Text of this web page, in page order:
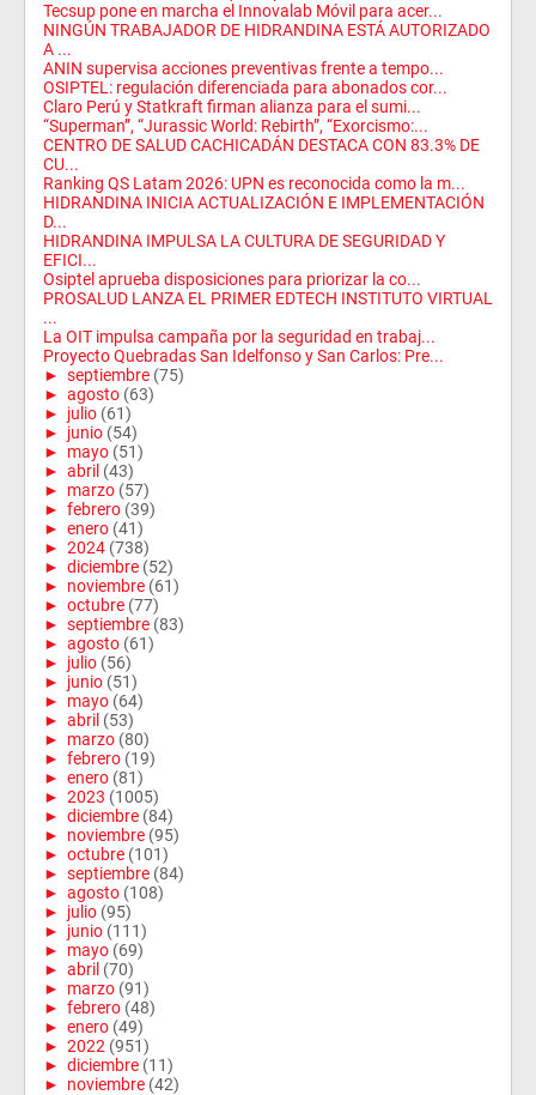
Tecsup pone en marcha el Innovalab Móvil para acer...
NINGÚN TRABAJADOR DE HIDRANDINA ESTÁ AUTORIZADO
A ...
ANIN supervisa acciones preventivas frente a tempo...
OSIPTEL: regulación diferenciada para abonados cor...
Claro Perú y Statkraft firman alianza para el sumi...
“Superman”, “Jurassic World: Rebirth”, “Exorcismo:...
CENTRO DE SALUD CACHICADÁN DESTACA CON 83.3% DE
CU...
Ranking QS Latam 2026: UPN es reconocida como la m...
HIDRANDINA INICIA ACTUALIZACIÓN E IMPLEMENTACIÓN
D...
HIDRANDINA IMPULSA LA CULTURA DE SEGURIDAD Y
EFICI...
Osiptel aprueba disposiciones para priorizar la co...
PROSALUD LANZA EL PRIMER EDTECH INSTITUTO VIRTUAL
...
La OIT impulsa campaña por la seguridad en trabaj...
Proyecto Quebradas San Idelfonso y San Carlos: Pre...
► septiembre (75)
► agosto (63)
► julio (61)
► junio (54)
► mayo (51)
► abril (43)
► marzo (57)
► febrero (39)
► enero (41)
► 2024 (738)
► diciembre (52)
► noviembre (61)
► octubre (77)
► septiembre (83)
► agosto (61)
► julio (56)
► junio (51)
► mayo (64)
► abril (53)
► marzo (80)
► febrero (19)
► enero (81)
► 2023 (1005)
► diciembre (84)
► noviembre (95)
► octubre (101)
► septiembre (84)
► agosto (108)
► julio (95)
► junio (111)
► mayo (69)
► abril (70)
► marzo (91)
► febrero (48)
► enero (49)
► 2022 (951)
► diciembre (11)
► noviembre (42)